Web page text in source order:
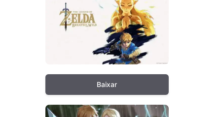
Baixar